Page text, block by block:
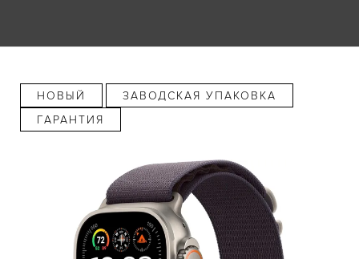
НОВЫЙ
ЗАВОДСКАЯ УПАКОВКА
ГАРАНТИЯ